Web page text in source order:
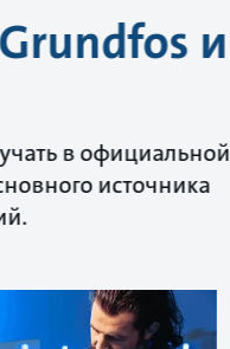
и
в официальной
источника